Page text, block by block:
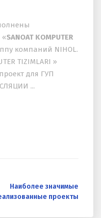
«SANOAT KOMPUTER
компаний NIHOL.
TIZIMLARI »
для ГУП
...
Наиболее значимые
проекты